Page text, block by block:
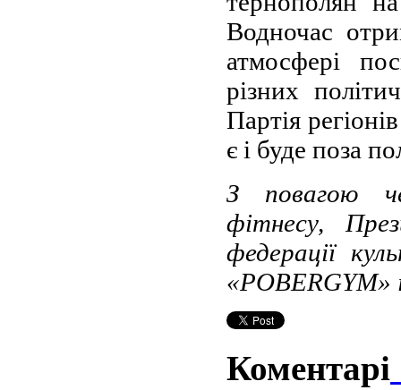
Водночас
атмосфері
різних
Партія
є і буде поза
З повагою
фітнесу,
федерації
«POBERGYM»
Коментарі